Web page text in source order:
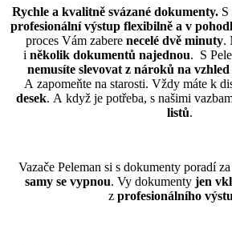
Rychle a kvalitně svázané dokumenty.S
profesionální výstup flexibilně a v
proces Vám zabere necelé dvě minuty.
i několik dokumentů najednou. S
nemusíte slevovat z nároků na
A zapomeňte na starosti. Vždy máte k
desek. A když je potřeba, s našimi
listů.
Vazače Peleman si s dokumenty poradí
samy se vypnou. Vy dokumenty jen
z profesionálního